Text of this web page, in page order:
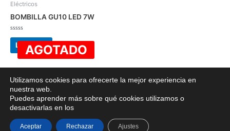
AGOTADO
Eléctricos
BOMBILLA GU10 LED 7W
Valorado
con
de
Leer más
Copyright © 2026 Bazar chino merkachina | Powered by
Utilizamos cookies para ofrecerte la mejor experiencia en
nuestra web.
Puedes aprender más sobre qué cookies utilizamos o
desactivarlas en los
Aceptar Rechazar Ajustes